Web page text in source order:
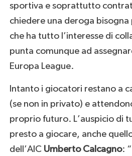
sportiva e soprattutto
chiedere una deroga bisogna
che ha tutto l’interesse di
punta comunque ad
Europa League.
Intanto i giocatori restano a
(se non in privato) e
proprio futuro. L’auspicio di
presto a giocare, anche
dell’AIC Umberto Calcagno: “